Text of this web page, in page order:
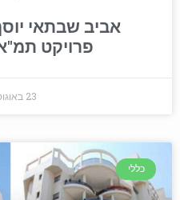
אביב שבתאי
פרויקט תמ"א 38
23 באוגוסט 2023
כללי